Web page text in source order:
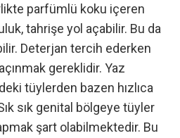
parfümlü koku içeren
tahrişe yol açabilir. Bu da
Deterjan tercih ederken
gereklidir. Yaz
tüylerden bazen hızlıca
sık genital bölgeye tüyler
şart olabilmektedir. Bu